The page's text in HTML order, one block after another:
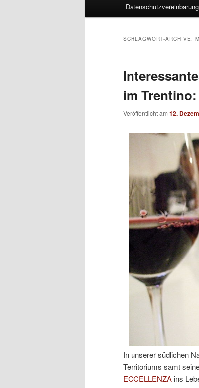
SCHLAGWORT-ARCHIVE:
im
Veröffentlicht am 12.
In unserer südlichen
Territoriums samt
ECCELLENZA ins